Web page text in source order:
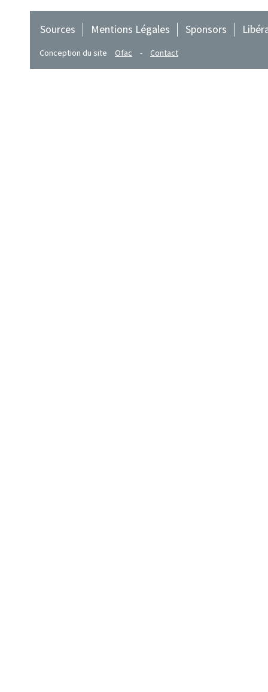
Sources Mentions Légales Sponsors
Conception du site Ofac - Contact